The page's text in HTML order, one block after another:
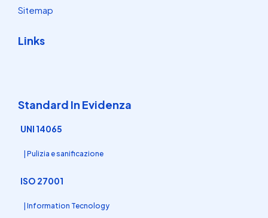
Sitemap
Links
Standard In Evidenza
UNI 14065
| Pulizia e sanificazione
ISO 27001
| Information Tecnology